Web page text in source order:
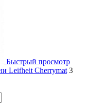
Быстрый просмотр
Leifheit Cherrymat 3